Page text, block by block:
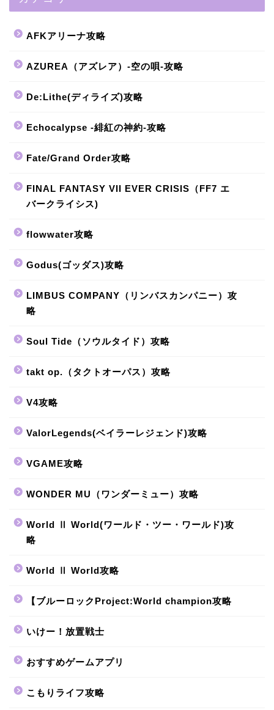
AFKアリーナ攻略
AZUREA（アズレア）-空の唄-攻略
De:Lithe(ディライズ)攻略
Echocalypse -緋紅の神約-攻略
Fate/Grand Order攻略
FINAL FANTASY VII EVER CRISIS（FF7 エ
バークライシス)
flowwater攻略
Godus(ゴッダス)攻略
LIMBUS COMPANY（リンバスカンパニー）攻
略
Soul Tide（ソウルタイド）攻略
takt op.（タクトオーパス）攻略
V4攻略
ValorLegends(ベイラーレジェンド)攻略
VGAME攻略
WONDER MU（ワンダーミュー）攻略
World Ⅱ World(ワールド・ツー・ワールド)攻
略
World Ⅱ World攻略
【ブルーロックProject:World champion攻略
いけー！放置戦士
おすすめゲームアプリ
こもりライフ攻略